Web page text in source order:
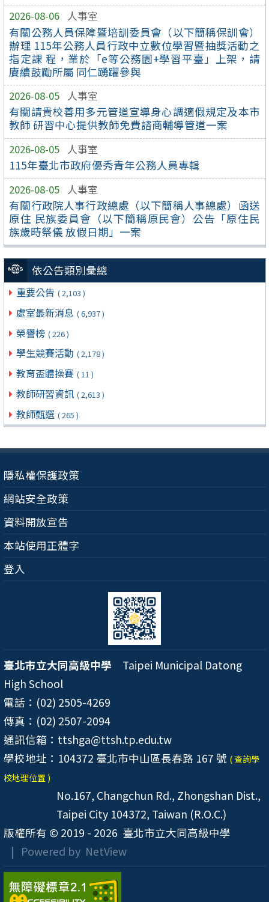
2026-08-06 人事室
有關公務人員保障暨培訓委員會（以下簡稱保訓會）
辦理 115年公務人員行政中立數位學習暨抽獎活動之
指定課 程，業於「e等公務園+學習平臺」上架，請
賡續鼓勵所屬 同仁踴躍參與
2026-08-05 人事室
有關請貴校善用多元管道宣導身心調適假規定及本市
教師 研習中心提供教師免費諮商輔導管道一案
2026-08-05 人事室
115年臺北市政府優秀青年公務人員專輯
2026-08-05 人事室
有關行政院人事行政總處（以下簡稱人事總處）函送
原住 民族委員會（以下簡稱原民會）公告「原住民
族歲時祭儀 放假日期」一案
依公告類別彙總
重要公告 ( 2,103 )
處室最新消息 ( 6,937 )
榮譽榜 ( 226 )
學生競賽活動 ( 2,178 )
教育盃體操賽 ( 11 )
教師研習資訊 ( 2,613 )
教師甄選 ( 265 )
隱私權保護政策
網站安全政策
資料開放宣告
本站使用正體字
登入
臺北市立大同高級中學 Taipei Municipal Datong
High School
電話：(02) 2505-4269
傳真：(02) 2507-2094
通訊信箱：ttshga@ttsh.tp.edu.tw
學校地址：104372 臺北市中山區長春路 167 號 ( 查詢學
校地理位置 )
No.167, Changchun Rd., Zhongshan Dist.,
Taipei City 104372, Taiwan (R.O.C.)
版權所有 © 2019 - 2026 臺北市立大同高級中學
| Powered by NetView